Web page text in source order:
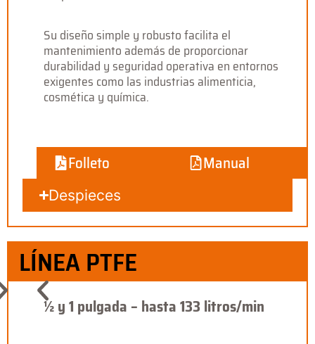
Su diseño simple y robusto facilita el
mantenimiento además de proporcionar
durabilidad y seguridad operativa en entornos
exigentes como las industrias alimenticia,
cosmética y química.
Folleto Manual
Despieces
LÍNEA PTFE
½ y 1 pulgada – hasta 133 litros/min